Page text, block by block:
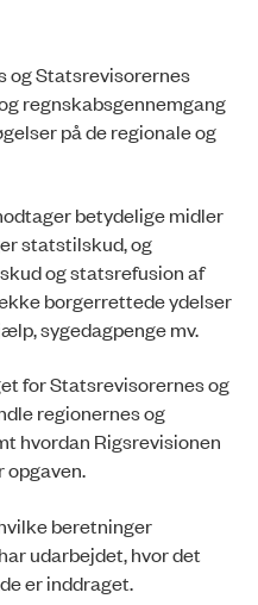
og Statsrevisorernes
regnskabsgennemgang
på de regionale og
betydelige midler
statstilskud, og
og statsrefusion af
borgerrettede ydelser
sygedagpenge mv.
for Statsrevisorernes og
regionernes og
hvordan Rigsrevisionen
beretninger
udarbejdet, hvor det
er inddraget.